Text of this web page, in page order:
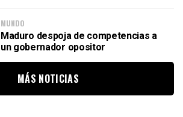
MUNDO
Maduro despoja de competencias a
un gobernador opositor
MÁS NOTICIAS